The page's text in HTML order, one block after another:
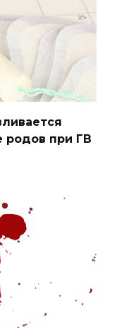
родов при ГВ